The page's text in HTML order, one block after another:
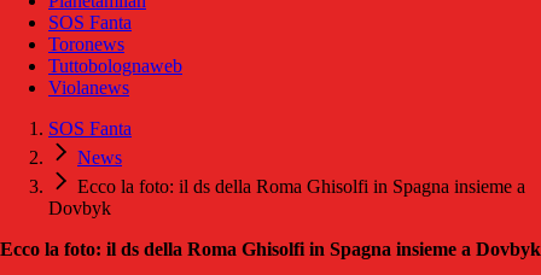
SOS Fanta
Toronews
Tuttobolognaweb
Violanews
SOS Fanta
News
Ecco la foto: il ds della Roma Ghisolfi in Spagna insieme a
Dovbyk
Ecco la foto: il ds della Roma Ghisolfi in Spagna insieme a Dovbyk